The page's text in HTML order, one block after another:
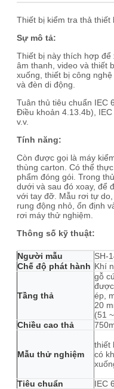
Thiết bị kiểm tra thả thiết
Sự mô tả:
Thiết bị này thích hợp
âm thanh, video và thiết
xuống, thiết bị công
và đèn di động.
Tuân thủ tiêu chuẩn IEC
Điều khoản 4.13.4b),
v.v.
Tính năng:
Còn được gọi là máy
thùng carton. Có thể
phẩm đóng gói. Trong
dưới và sau đó xoay, để
với tay đỡ. Mẫu rơi tự
rung động nhỏ, ổn định
rơi máy thử nghiệm.
Thông số kỹ thuật:
Người mẫu SH-
Chế độ phát hành Khí
Tầng thả
gỗ
ép,
20
(51
Chiều cao thả
Mẫu thử nghiệm
thiết
có
Tiêu chuẩn
IEC